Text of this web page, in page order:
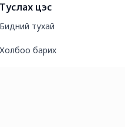
Туслах цэс
Бидний тухай
Холбоо барих